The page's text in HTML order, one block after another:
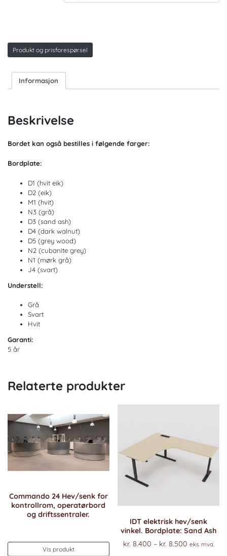
Produkt og prisforespørsel
Informasjon
Beskrivelse
Bordet kan også bestilles i følgende farger:
Bordplate:
D1 (hvit eik)
D2 (eik)
M1 (hvit)
N3 (grå)
D3 (sand ash)
D4 (dark walnut)
D5 (grey wood)
N2 (cubanite grey)
N1 (mørk grå)
J4 (svart)
Understell:
Grå
Svart
Hvit
Garanti:
5 år
Relaterte produkter
Commando 24 Hev/senk for
kontrollrom, operatørbord
og driftssentraler.
Vis produkt
IDT elektrisk hev/senk
vinkel. Bordplate: Sand Ash
kr. 8.400 – kr. 8.500 eks. mva.